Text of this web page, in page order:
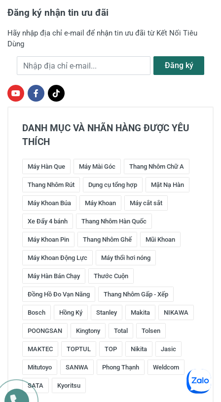
Đăng ký nhận tin ưu đãi
Hãy nhập địa chỉ e-mail để nhận tin ưu đãi từ Kết Nối Tiêu
Dùng
Địa chỉ e-mail Đăng ký
DANH MỤC VÀ NHÃN HÀNG ĐƯỢC YÊU
THÍCH
Máy Hàn Que Máy Mài Góc Thang Nhôm Chữ A
Thang Nhôm Rút Dụng cụ tổng hợp Mặt Nạ Hàn
Máy Khoan Búa Máy Khoan Máy cắt sắt
Xe Đẩy 4 bánh Thang Nhôm Hàn Quốc
Máy Khoan Pin Thang Nhôm Ghế Mũi Khoan
Máy Khoan Động Lực Máy thổi hơi nóng
Máy Hàn Bán Chạy Thước Cuộn
Đồng Hồ Đo Vạn Năng Thang Nhôm Gấp - Xếp
Bosch Hồng Ký Stanley Makita NIKAWA
POONGSAN Kingtony Total Tolsen
MAKTEC TOPTUL TOP Nikita Jasic
Mitutoyo SANWA Phong Thạnh Weldcom
SATA Kyoritsu